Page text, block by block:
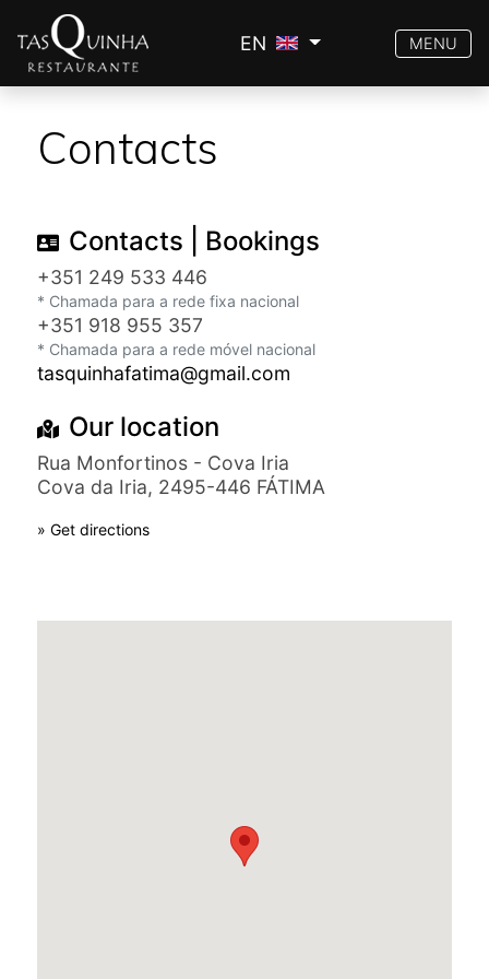
EN MENU
Contacts
Contacts | Bookings
+351 249 533 446
* Chamada para a rede fixa nacional
+351 918 955 357
* Chamada para a rede móvel nacional
tasquinhafatima@gmail.com
Our location
Rua Monfortinos - Cova Iria
Cova da Iria, 2495-446 FÁTIMA
» Get directions